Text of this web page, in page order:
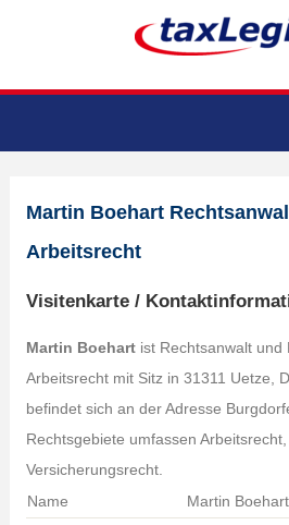
Martin Boehart
Arbeitsrecht
Visitenkarte /
Martin Boehartist Rechtsanwalt und
Arbeitsrecht mit Sitz in 31311 Uetze,
befindet sich an der Adresse
Rechtsgebiete umfassen
Versicherungsrecht.
Name
Martin Boehart